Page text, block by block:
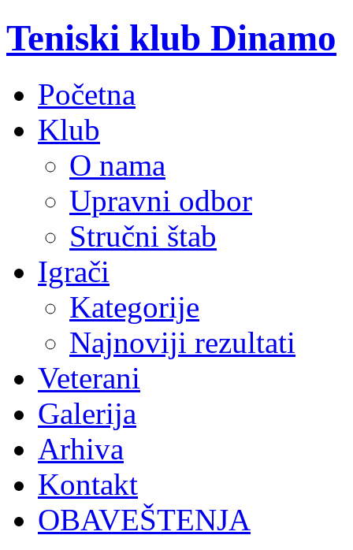
Teniski klub Dinamo
Početna
Klub
O nama
Upravni odbor
Stručni štab
Igrači
Kategorije
Najnoviji rezultati
Veterani
Galerija
Arhiva
Kontakt
OBAVEŠTENJA